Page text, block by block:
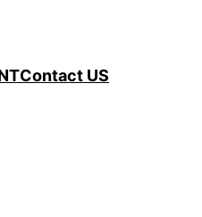
Contact US